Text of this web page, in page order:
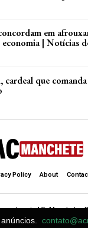
em
| Notícias
cardeal que
Policy About
à AC Manchete.